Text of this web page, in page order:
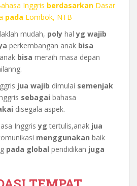
Inggris berdasarkan Dasar
pada Lombok, NTB
mudah, poly halyg wajib
perkembangan anak bisa
bisa meraih masa depan
jua wajib dimulai semenjak
sebagai bahasa
disegala aspek.
Inggrisyg tertulis,anak jua
menggunakan baik
pada global pendidikan juga